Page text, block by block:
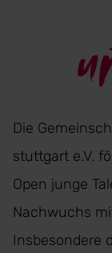
Die
stuttgart e.V.
Open junge
Nachwuchs
Insbesondere